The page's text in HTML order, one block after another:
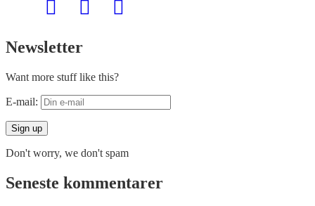
Newsletter
Want more stuff like this?
E-mail:
Don't worry, we don't spam
Seneste kommentarer